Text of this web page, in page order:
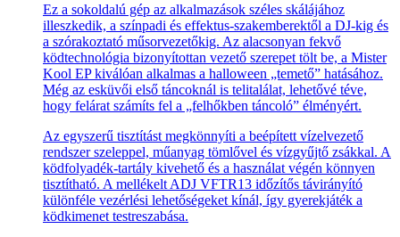
Ez a sokoldalú gép az alkalmazások széles skálájához
illeszkedik, a színpadi és effektus-szakemberektől a DJ-kig és
a szórakoztató műsorvezetőkig. Az alacsonyan fekvő
ködtechnológia bizonyítottan vezető szerepet tölt be, a Mister
Kool EP kiválóan alkalmas a halloween „temető” hatásához.
Még az esküvői első táncoknál is telitalálat, lehetővé téve,
hogy felárat számíts fel a „felhőkben táncoló” élményért.
Az egyszerű tisztítást megkönnyíti a beépített vízelvezető
rendszer szeleppel, műanyag tömlővel és vízgyűjtő zsákkal. A
ködfolyadék-tartály kivehető és a használat végén könnyen
tisztítható. A mellékelt ADJ VFTR13 időzítős távirányító
különféle vezérlési lehetőségeket kínál, így gyerekjáték a
ködkimenet testreszabása.